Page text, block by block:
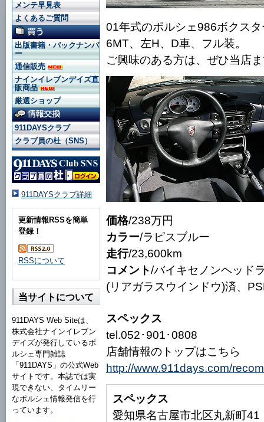
01年式のポルシェ986ボクス
6MT、左H、D車、フル装。
ご興味のある方は、ぜひ当店
価格/238万円
カラー/ラピスブルー
走行/23,600km
コメント/バイキセノンヘッド
(リアガラスウインドウ)済、
スペックス
tel.052･901･0808
店舗情報のトップはこちら
http://www.911days.com/
スペックス
愛知県名古屋市北区丸新町41
メンテ早見表
よくあるご質問
出版書籍・バックナンバ
ー
通信販売
ナインイレブンデイズ直
販商品
厳選ショップ
911DAYSクラブ
クラブ員の杜（SNS）
911DAYSクラブ詳細
更新情報RSSを簡単
登録！
RSSについて
当サイトについて
911DAYS Web Siteは、
株式会社ナインイレブン
デイズが発行しているポ
ルシェ専門雑誌
「911DAYS」の公式Web
サイトです。本誌では実
現できない、タイムリー
なポルシェ情報発信を行
っています。